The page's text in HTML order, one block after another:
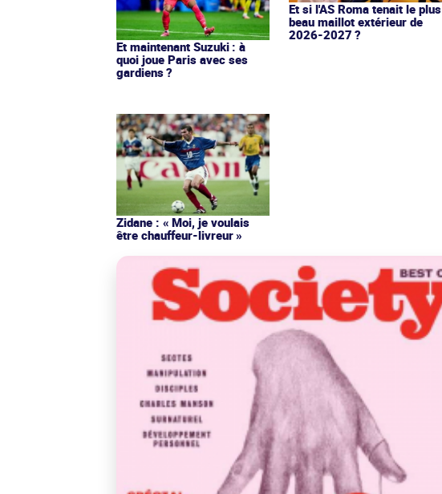
Et maintenant Suzuki : à
quoi joue Paris avec ses
gardiens ?
Et si l'AS Roma tenait le plus
beau maillot extérieur de
2026-2027 ?
Zidane : « Moi, je voulais
être chauffeur-livreur »